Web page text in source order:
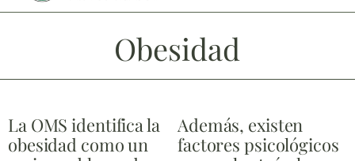
Obesidad
La OMS identifica la
obesidad como un
Además, existen
factores psicológicos